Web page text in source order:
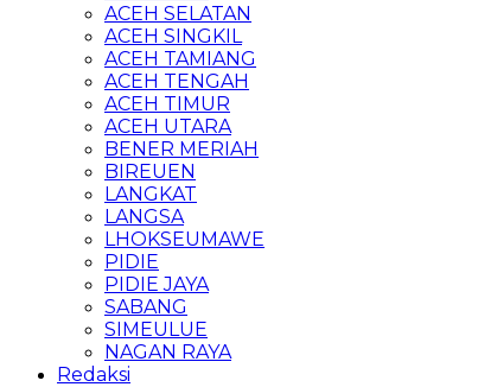
ACEH SELATAN
ACEH SINGKIL
ACEH TAMIANG
ACEH TENGAH
ACEH TIMUR
ACEH UTARA
BENER MERIAH
BIREUEN
LANGKAT
LANGSA
LHOKSEUMAWE
PIDIE
PIDIE JAYA
SABANG
SIMEULUE
NAGAN RAYA
Redaksi